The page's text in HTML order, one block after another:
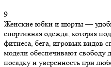
9
Женские юбки и шорты —
спортивная одежда, которая
фитнеса, бега, игровых видов
модели обеспечивают
посадку и уверенность при